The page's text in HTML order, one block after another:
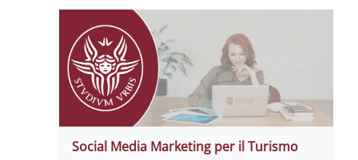
Social Media Marketing per il Turismo